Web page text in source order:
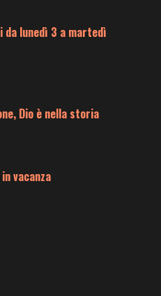
da lunedì 3 a martedì
Dio è nella storia
vacanza